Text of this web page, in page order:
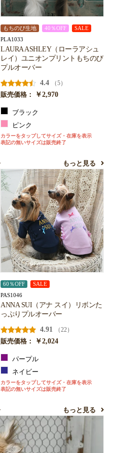
もちのび生地 40％OFF SALE
PLA1033
LAURA ASHLEY（ローラアシュ
レイ）ユニオンプリントもちのび
プルオーバー
4.4
（5）
販売価格：
￥2,970
ブラック
ピンク
カラーをタップしてサイズ・在庫を表示
表記の無いサイズは販売終了
もっと見る
60％OFF SALE
PAS1046
ANNA SUI（アナ スイ）リボンた
っぷりプルオーバー
4.91
（22）
販売価格：
￥2,024
パープル
ネイビー
カラーをタップしてサイズ・在庫を表示
表記の無いサイズは販売終了
もっと見る